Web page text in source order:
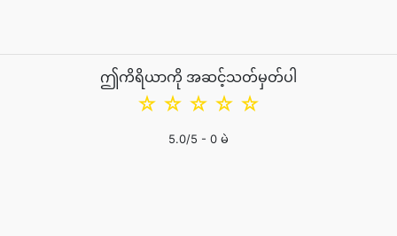
ဤကိရိယာကို အဆင့်သတ်မှတ်ပါ
☆
☆
☆
☆
☆
5.0/5 - 0 မဲ